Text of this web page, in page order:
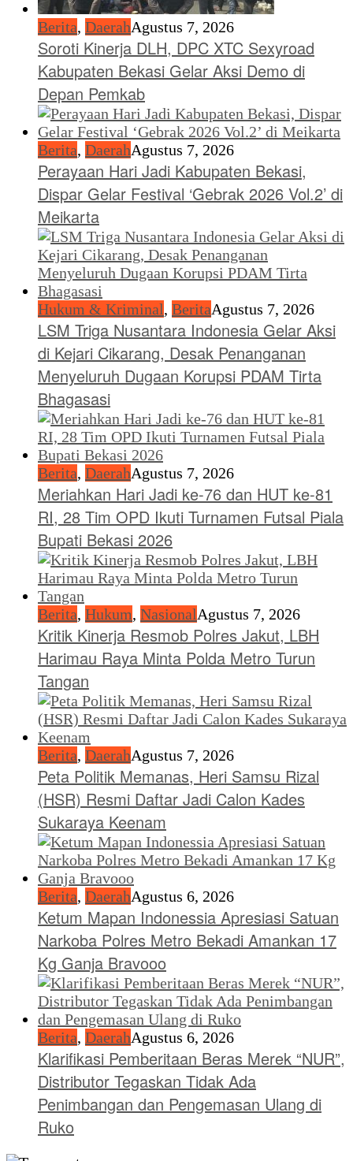
Berita, DaerahAgustus 7, 2026
Soroti Kinerja DLH, DPC XTC Sexyroad
Kabupaten Bekasi Gelar Aksi Demo di
Depan Pemkab
Berita, DaerahAgustus 7, 2026
Perayaan Hari Jadi Kabupaten Bekasi,
Dispar Gelar Festival ‘Gebrak 2026 Vol.2’ di
Meikarta
Hukum & Kriminal, BeritaAgustus 7, 2026
LSM Triga Nusantara Indonesia Gelar Aksi
di Kejari Cikarang, Desak Penanganan
Menyeluruh Dugaan Korupsi PDAM Tirta
Bhagasasi
Berita, DaerahAgustus 7, 2026
Meriahkan Hari Jadi ke-76 dan HUT ke-81
RI, 28 Tim OPD Ikuti Turnamen Futsal Piala
Bupati Bekasi 2026
Berita, Hukum, NasionalAgustus 7, 2026
Kritik Kinerja Resmob Polres Jakut, LBH
Harimau Raya Minta Polda Metro Turun
Tangan
Berita, DaerahAgustus 7, 2026
Peta Politik Memanas, Heri Samsu Rizal
(HSR) Resmi Daftar Jadi Calon Kades
Sukaraya Keenam
Berita, DaerahAgustus 6, 2026
Ketum Mapan Indonessia Apresiasi Satuan
Narkoba Polres Metro Bekadi Amankan 17
Kg Ganja Bravooo
Berita, DaerahAgustus 6, 2026
Klarifikasi Pemberitaan Beras Merek “NUR”,
Distributor Tegaskan Tidak Ada
Penimbangan dan Pengemasan Ulang di
Ruko